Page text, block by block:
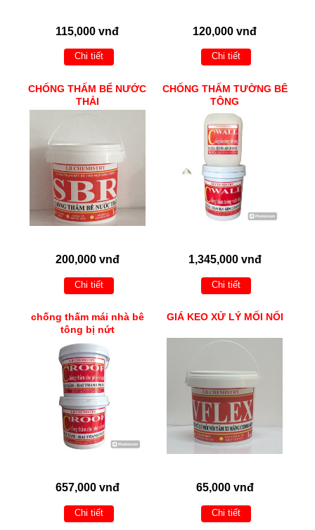
115,000 vnđ
Chi tiết
120,000 vnđ
Chi tiết
CHỐNG THẤM BỂ NƯỚC
THẢI
200,000 vnđ
Chi tiết
CHỐNG THẤM TƯỜNG BÊ
TÔNG
1,345,000 vnđ
Chi tiết
chống thấm mái nhà bê
tông bị nứt
657,000 vnđ
Chi tiết
GIÁ KEO XỬ LÝ MỐI NỐI
65,000 vnđ
Chi tiết